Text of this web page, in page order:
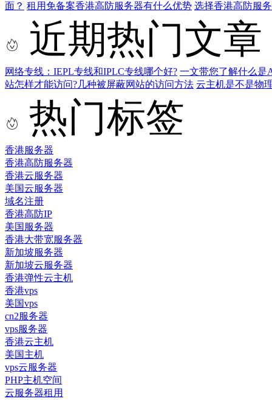
面？ 租用免备案香港高防服务器有什么优势 选择香港高防服
近期热门文章
网络专线：IEPL专线和IPLC专线哪个好? 一文带您了解什么是
站怎样才能访问?几种被屏蔽网站的访问方法 云主机是不是物
热门标签
香港服务器
香港高防服务器
香港云服务器
美国云服务器
域名注册
香港高防IP
美国服务器
香港大带宽服务器
新加坡服务器
新加坡云服务器
香港弹性云主机
香港vps
美国vps
cn2服务器
vps服务器
香港云主机
美国主机
vps云服务器
PHP主机空间
云服务器租用